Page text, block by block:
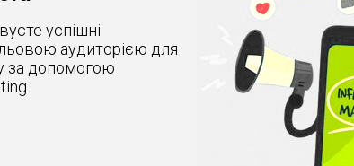
успішні
аудиторією для
за допомогою